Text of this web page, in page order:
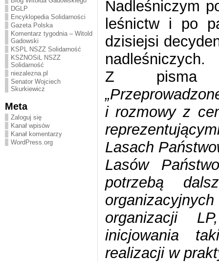
DGLP
Encyklopedia Solidarności
Gazeta Polska
Komentarz tygodnia – Witold
Gadowski
KSPL NSZZ Solidarność
KSZNOSiL NSZZ
Solidarność
niezalezna.pl
Senator Wojciech
Skurkiewicz
Meta
Zaloguj się
Kanał wpisów
Kanał komentarzy
WordPress.org
Nadleśniczym
leśnictw i po
dzisiejsi
nadleśniczych.
Z pisma
i rozmowy z
Lasach
Lasów
potrzebą
organizacji
inicjowania
realizacji w